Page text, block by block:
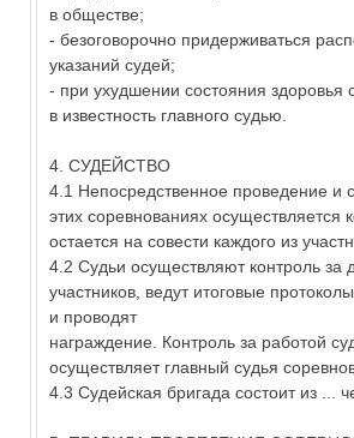
в обществе;
- безоговорочно придерживаться
указаний судей;
- при ухудшении состояния здоровья
в известность главного судью.
4. СУДЕЙСТВО
4.1 Непосредственное проведение и
этих соревнованиях осуществляется
остается на совести каждого из
4.2 Судьи осуществляют контроль за
участников, ведут итоговые
и проводят
награждение. Контроль за работой
осуществляет главный судья
4.3 Судейская бригада состоит из ...